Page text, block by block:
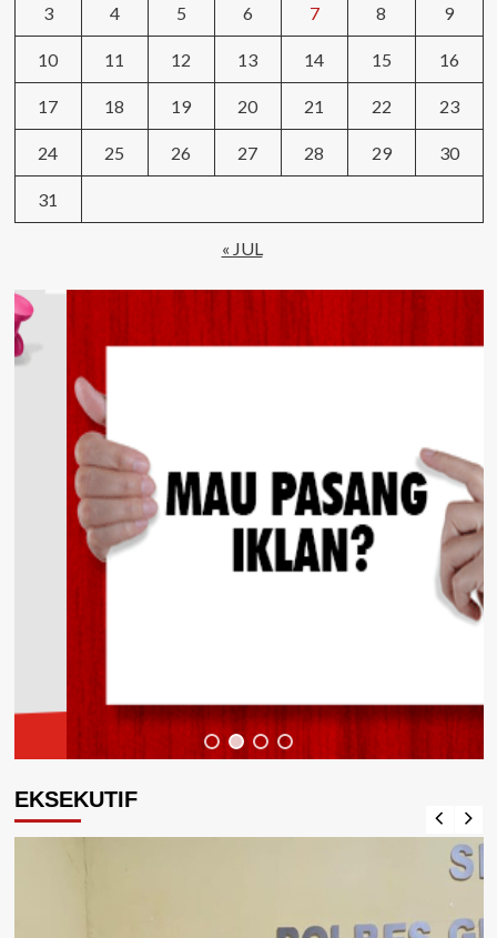
3 4 5 6 7 8 9
10 11 12 13 14 15 16
17 18 19 20 21 22 23
24 25 26 27 28 29 30
31
« JUL
EKSEKUTIF